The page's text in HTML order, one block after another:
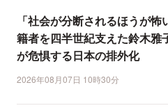
「社会が分断されるほうが怖
籍者を四半世紀支えた鈴木雅
が危惧する日本の排外化
2026年08月07日 10時30分